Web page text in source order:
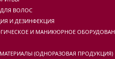
ВОЛОС
И ДЕЗИНФЕКЦИЯ
И МАНИКЮРНОЕ
(ОДНОРАЗОВАЯ ПРОДУКЦИЯ)